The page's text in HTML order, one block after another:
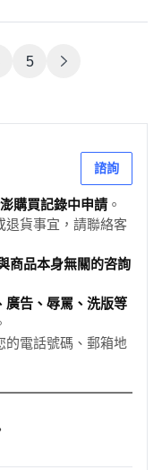
5
諮詢
購買記錄中申請 。
退貨事宜，請聯絡客
商品本身無關的咨詢
廣告、辱罵、洗版等
的電話號碼、郵箱地